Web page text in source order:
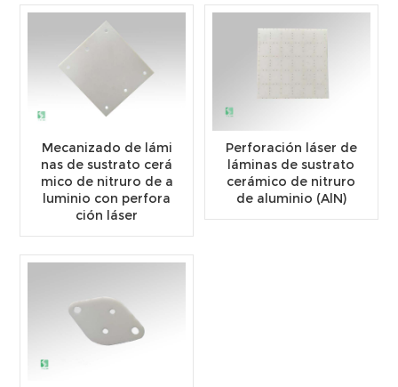
Mecanizado de lámi
nas de sustrato cerá
mico de nitruro de a
luminio con perfora
ción láser
Perforación láser de
láminas de sustrato
cerámico de nitruro
de aluminio (AlN)